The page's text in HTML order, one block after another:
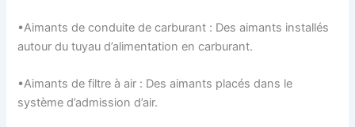
•Aimants de conduite de carburant : Des aimants installés
autour du tuyau d’alimentation en carburant.
•Aimants de filtre à air : Des aimants placés dans le
système d’admission d’air.